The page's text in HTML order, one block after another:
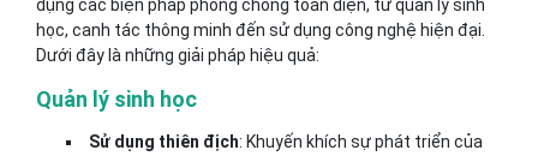
dụng các biện pháp phòng chống toàn diện, từ quản lý sinh
học, canh tác thông minh đến sử dụng công nghệ hiện đại.
Dưới đây là những giải pháp hiệu quả:
Quản lý sinh học
Sử dụng thiên địch: Khuyến khích sự phát triển của